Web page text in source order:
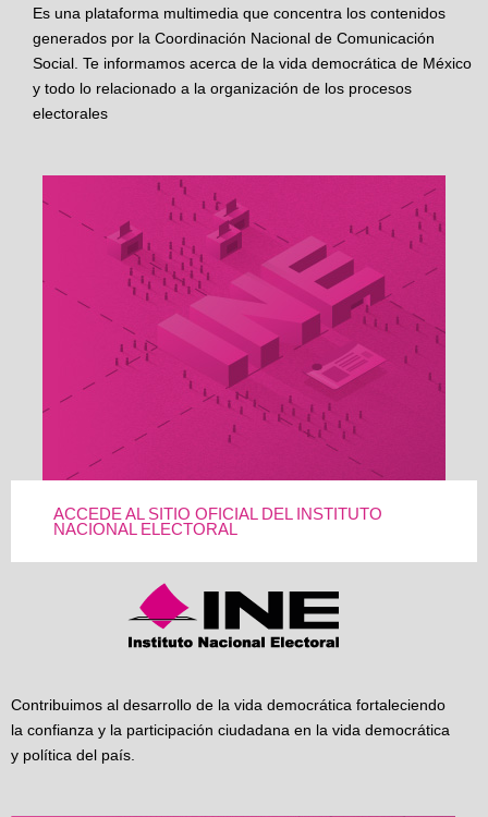
Es una plataforma multimedia que concentra los contenidos
generados por la Coordinación Nacional de Comunicación
Social. Te informamos acerca de la vida democrática de México
y todo lo relacionado a la organización de los procesos
electorales
ACCEDE AL SITIO OFICIAL DEL INSTITUTO
NACIONAL ELECTORAL
Contribuimos al desarrollo de la vida democrática fortaleciendo
la confianza y la participación ciudadana en la vida democrática
y política del país.